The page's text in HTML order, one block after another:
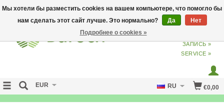
ВХОДИЗ
ЗАПИСЬ »
SERVICE »
€0,00
EUR RU
Мы хотели бы разместить cookies на вашем компьютере, что помогло бы
нам сделать этот сайт лучше. Это нормально?
Да
Нет
Подробнее о cookies »